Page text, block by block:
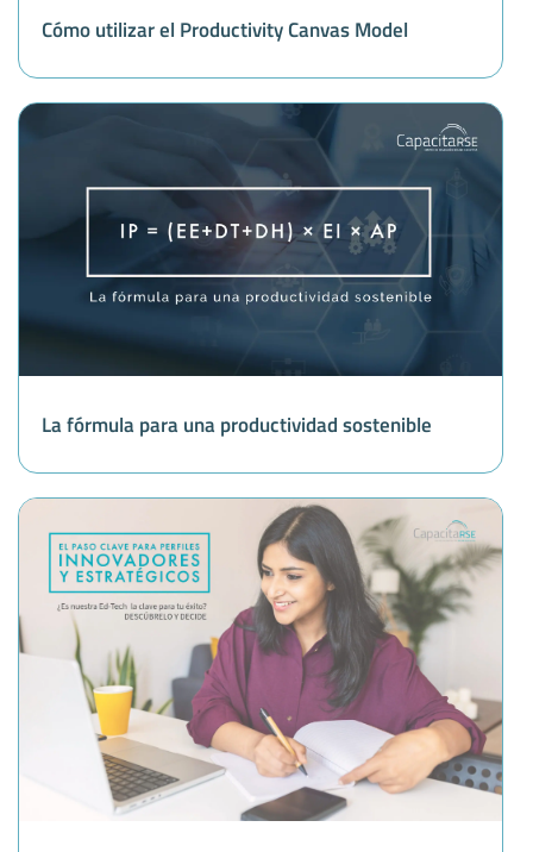
Cómo utilizar el Productivity Canvas Model
La fórmula para una productividad sostenible